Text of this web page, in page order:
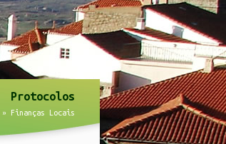
Protocolos
» Finanças Locais